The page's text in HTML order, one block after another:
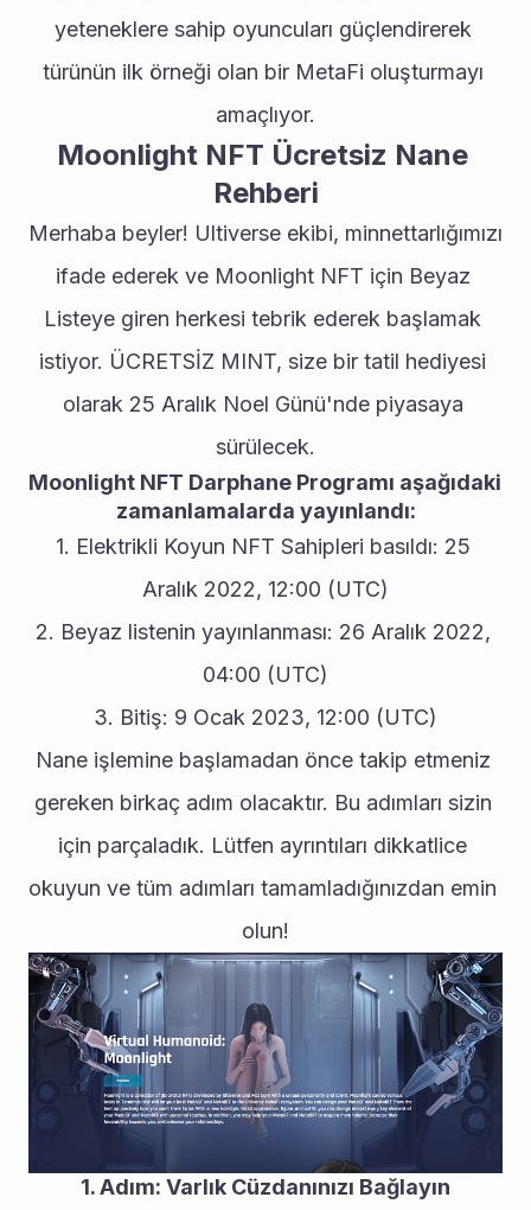
yeteneklere sahip oyuncuları güçlendirerek
türünün ilk örneği olan bir MetaFi oluşturmayı
amaçlıyor.
Moonlight NFT Ücretsiz Nane
Rehberi
Merhaba beyler! Ultiverse ekibi, minnettarlığımızı
ifade ederek ve Moonlight NFT için Beyaz
Listeye giren herkesi tebrik ederek başlamak
istiyor. ÜCRETSİZ MINT, size bir tatil hediyesi
olarak 25 Aralık Noel Günü'nde piyasaya
sürülecek.
Moonlight NFT Darphane Programı aşağıdaki
zamanlamalarda yayınlandı:
1. Elektrikli Koyun NFT Sahipleri basıldı: 25
Aralık 2022, 12:00 (UTC)
2. Beyaz listenin yayınlanması: 26 Aralık 2022,
04:00 (UTC)
3. Bitiş: 9 Ocak 2023, 12:00 (UTC)
Nane işlemine başlamadan önce takip etmeniz
gereken birkaç adım olacaktır. Bu adımları sizin
için parçaladık. Lütfen ayrıntıları dikkatlice
okuyun ve tüm adımları tamamladığınızdan emin
olun!
1. Adım: Varlık Cüzdanınızı Bağlayın